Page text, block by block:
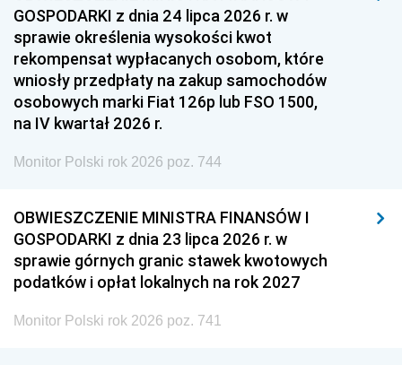
GOSPODARKI z dnia 24 lipca 2026 r. w
sprawie określenia wysokości kwot
rekompensat wypłacanych osobom, które
wniosły przedpłaty na zakup samochodów
osobowych marki Fiat 126p lub FSO 1500,
na IV kwartał 2026 r.
Monitor Polski rok 2026 poz. 744
OBWIESZCZENIE MINISTRA FINANSÓW I
GOSPODARKI z dnia 23 lipca 2026 r. w
sprawie górnych granic stawek kwotowych
podatków i opłat lokalnych na rok 2027
Monitor Polski rok 2026 poz. 741